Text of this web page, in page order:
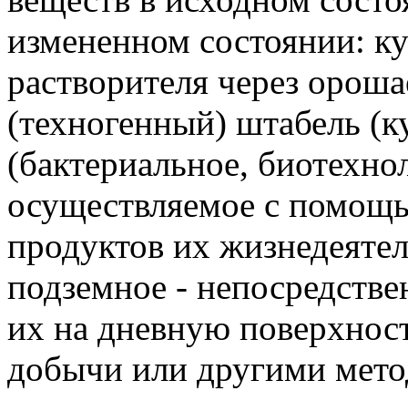
измененном состоянии:
растворителя через
(техногенный) штабель
(бактериальное,
осуществляемое с
продуктов их
подземное -
их на дневную
добычи или другими